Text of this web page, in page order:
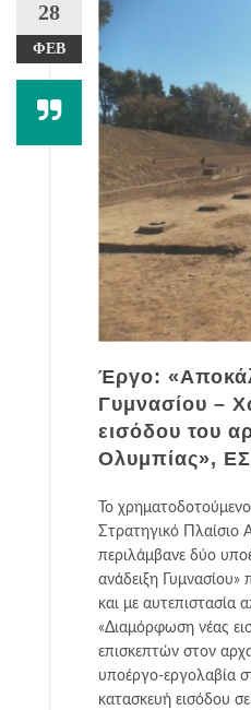
28
ΦΕΒ
Έργο:
Γυμνασίου –
εισόδου του
Ολυμπίας»,
Το
Στρατηγικό
περιλάμβανε δύο
ανάδειξη
και με αυτεπιστασία
«Διαμόρφωση νέας
επισκεπτών στον
υποέργο-εργολαβία
κατασκευή εισόδου